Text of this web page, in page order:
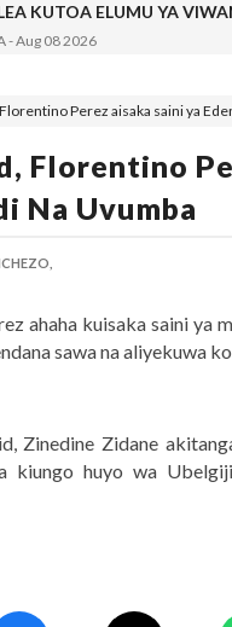
KUTOA ELUMU YA
-Aug 08 2026
- Aug 08 2026
Kile Kile Kwa Miaka
Kwa Dhuluma, Mpaka
TEKNOLOJIA YA
Aug 08 2026
HATUA ZA
KWA KUANZISHA
08 2026
Perez aisaka saini ya
Florentino
Na Uvumba
ahaha kuisaka saini ya
sawa na aliyekuwa
Zinedine Zidane
kiungo huyo wa